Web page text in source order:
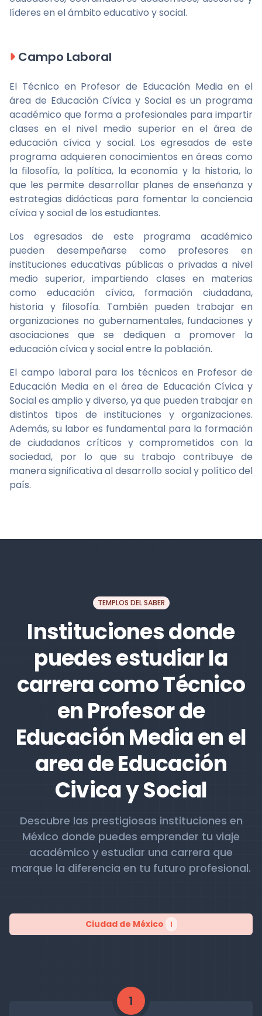
líderes en el ámbito educativo y social.
Campo Laboral
El Técnico en Profesor de Educación Media en el
área de Educación Cívica y Social es un programa
académico que forma a profesionales para impartir
clases en el nivel medio superior en el área de
educación cívica y social. Los egresados de este
programa adquieren conocimientos en áreas como
la filosofía, la política, la economía y la historia, lo
que les permite desarrollar planes de enseñanza y
estrategias didácticas para fomentar la conciencia
cívica y social de los estudiantes.
Los egresados de este programa académico
pueden desempeñarse como profesores en
instituciones educativas públicas o privadas a nivel
medio superior, impartiendo clases en materias
como educación cívica, formación ciudadana,
historia y filosofía. También pueden trabajar en
organizaciones no gubernamentales, fundaciones y
asociaciones que se dediquen a promover la
educación cívica y social entre la población.
El campo laboral para los técnicos en Profesor de
Educación Media en el área de Educación Cívica y
Social es amplio y diverso, ya que pueden trabajar en
distintos tipos de instituciones y organizaciones.
Además, su labor es fundamental para la formación
de ciudadanos críticos y comprometidos con la
sociedad, por lo que su trabajo contribuye de
manera significativa al desarrollo social y político del
país.
TEMPLOS DEL SABER
Instituciones donde
puedes estudiar la
carrera como Técnico
en Profesor de
Educación Media en el
area de Educación
Civica y Social
Descubre las prestigiosas instituciones en
México donde puedes emprender tu viaje
académico y estudiar una carrera que
marque la diferencia en tu futuro profesional.
Ciudad de México 1
1